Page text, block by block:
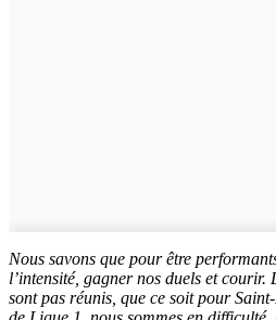
Nous savons que pour être
l’intensité, gagner nos duels et courir.
sont pas réunis, que ce soit pour